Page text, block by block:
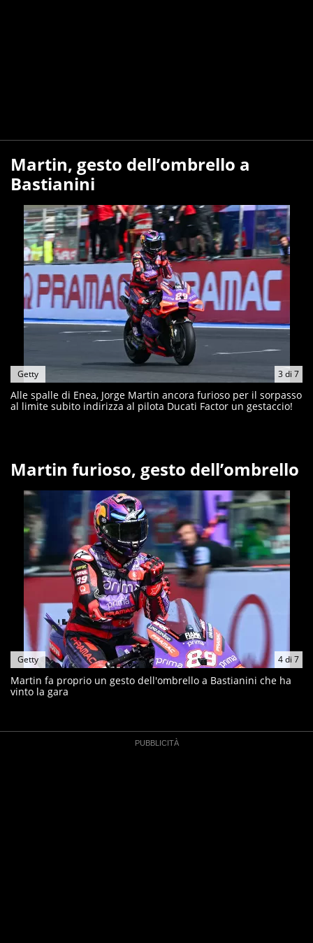
Martin, gesto dell’ombrello a
Bastianini
3di 7
Getty
Alle spalle di Enea, Jorge Martin ancora furioso per il sorpasso
al limite subito indirizza al pilota Ducati Factor un gestaccio!
Martin furioso, gesto dell’ombrello
4di 7
Getty
Martin fa proprio un gesto dell'ombrello a Bastianini che ha
vinto la gara